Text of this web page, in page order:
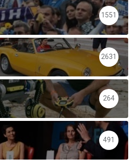
1551
2631
264
491